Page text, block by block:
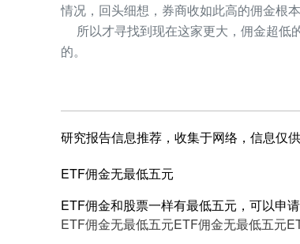
情况，回头细想，券商收如此高的佣金根本
所以才寻找到现在这家更大，佣金超低
的。
研究报告信息推荐，收集于网络，信息仅
ETF佣金无最低五元
ETF佣金和股票一样有最低五元，可以申
ETF佣金无最低五元ETF佣金无最低五元